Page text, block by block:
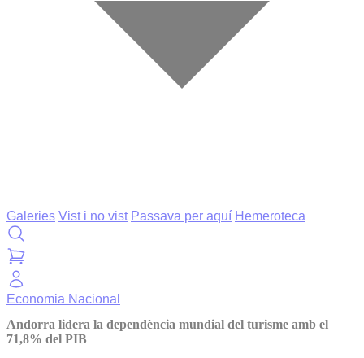
Galeries Vist i no vist Passava per aquí Hemeroteca
Economia Nacional
Andorra lidera la dependència mundial del turisme amb el
71,8% del PIB